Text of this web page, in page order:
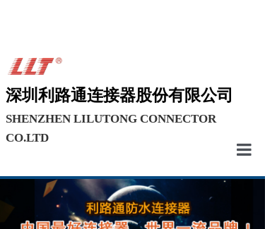
SHENZHEN LILUTONG CONNECTOR
CO.LTD
深圳利路通连接器股份有限公司
首页